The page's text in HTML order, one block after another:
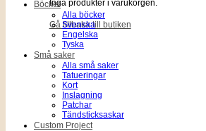
Inga produkter i varukorgen.
Gå tillbaka till butiken
Böcker
Alla böcker
Svenska
Engelska
Tyska
Små saker
Alla små saker
Tatueringar
Kort
Inslagning
Patchar
Tändsticksaskar
Custom Project